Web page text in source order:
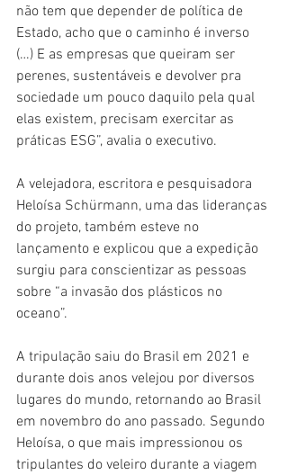
não tem que depender de política de
Estado, acho que o caminho é inverso
(…) E as empresas que queiram ser
perenes, sustentáveis e devolver pra
sociedade um pouco daquilo pela qual
elas existem, precisam exercitar as
práticas ESG”, avalia o executivo.
A velejadora, escritora e pesquisadora
Heloísa Schürmann, uma das lideranças
do projeto, também esteve no
lançamento e explicou que a expedição
surgiu para conscientizar as pessoas
sobre “a invasão dos plásticos no
oceano”.
A tripulação saiu do Brasil em 2021 e
durante dois anos velejou por diversos
lugares do mundo, retornando ao Brasil
em novembro do ano passado. Segundo
Heloísa, o que mais impressionou os
tripulantes do veleiro durante a viagem